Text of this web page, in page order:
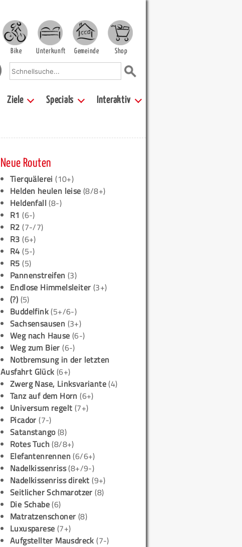
Bike Unterkunft Gemeinde Shop
Ziele Specials Interaktiv
Neue Routen
Tierquälerei (10+)
Helden heulen leise(8/8+)
Heldenfall(8-)
R1 (6-)
R2 (7-/7)
R3 (6+)
R4 (5-)
R5 (5)
Pannenstreifen (3)
Endlose Himmelsleiter (3+)
(?) (5)
Buddelfink(5+/6-)
Sachsensausen (3+)
Weg nach Hause (6-)
Weg zum Bier (6-)
Notbremsung in der letzten
Ausfahrt Glück (6+)
Zwerg Nase, Linksvariante(4)
Tanz auf dem Horn (6+)
Universum regelt (7+)
Picador (7-)
Satanstango(8)
Rotes Tuch(8/8+)
Elefantenrennen(6/6+)
Nadelkissenriss(8+/9-)
Nadelkissenriss direkt (9+)
Seitlicher Schmarotzer (8)
Die Schabe(6)
Matratzenschoner (8)
Luxusparese (7+)
Aufgstellter Mausdreck (7-)